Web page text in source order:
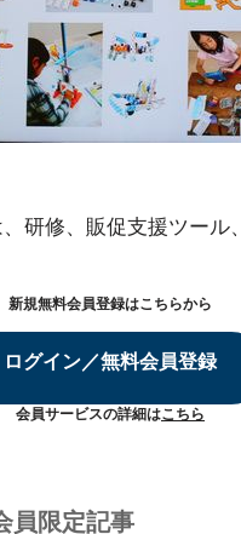
研修、販促支援ツール
新規無料会員登録はこちらから
ログイン／無料会員登録
会員サービスの詳細はこちら
員限定記事